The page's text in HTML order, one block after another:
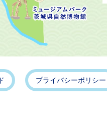
プライバシーポリシー